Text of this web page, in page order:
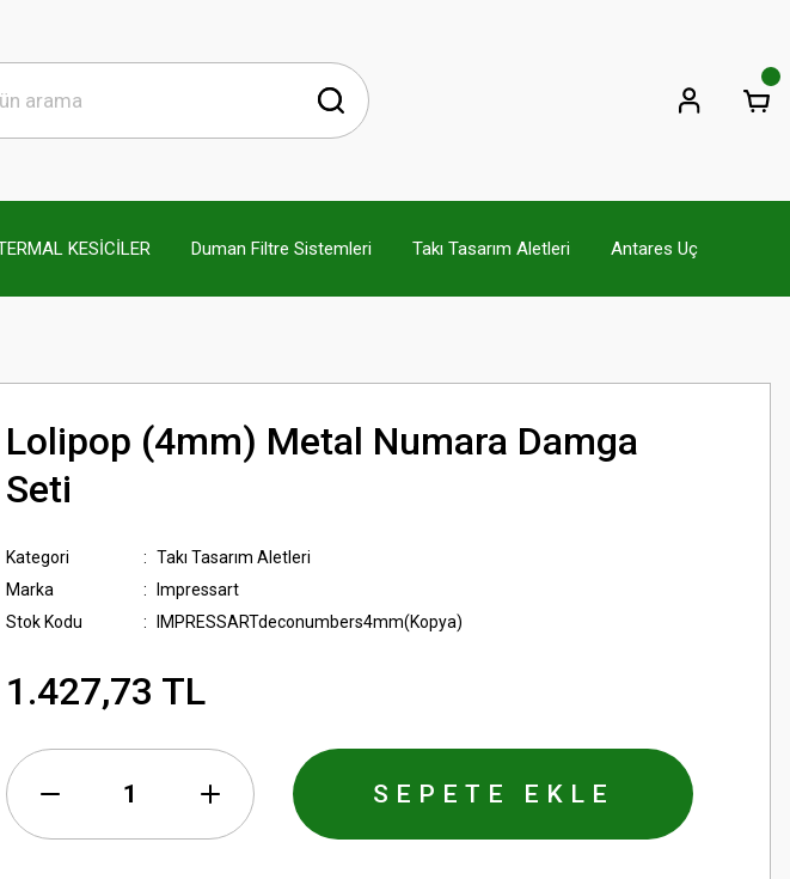
KESİCİLER Duman Filtre Sistemleri Takı Tasarım Aletleri Antares Uç
Lolipop (4mm) Metal Numara Damga
Seti
Kategori
Takı Tasarım Aletleri
Marka
Impressart
Stok Kodu
IMPRESSARTdeconumbers4mm(Kopya)
1.427,73 TL
SEPETE EKLE